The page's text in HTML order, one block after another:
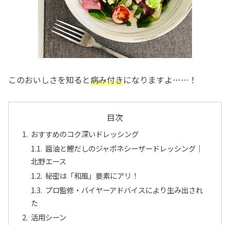
このおいしさを知ると病み付きになりますよ……！
目次
おすすめのコク深いドレッシング
醤油と鰹だしのジャポネシーザードレッシング｜
北野エース
秘密は「和風」要素にアリ！
プロ監修・バイヤーアドバイスにより生み出され
た
活用シーン